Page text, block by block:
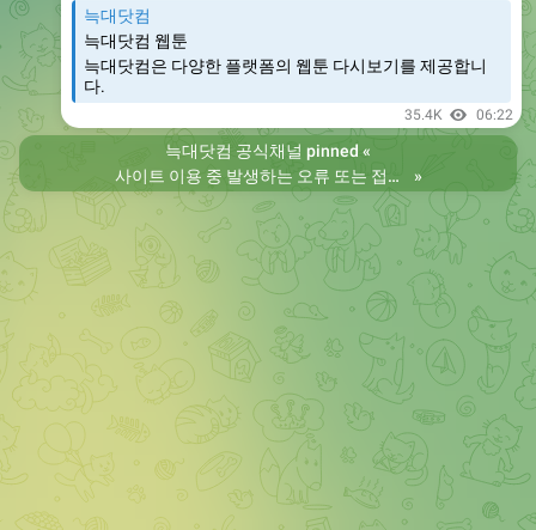
늑대닷컴
늑대닷컴 웹툰
늑대닷컴은 다양한 플랫폼의 웹툰 다시보기를 제공합니
다.
35.4K 06:22
늑대닷컴 공식채널 pinned «
사이트 이용 중 발생하는 오류 또는 접속 불가 현상은 제보 부탁드립니다. 리뉴얼 전의 늑대닷컴을 원하시는 분들은 늑대닷컴2로 이용 바랍니다. 항상 늑대닷컴을 찾아주셔서 감사합니다. 늑대닷컴 주소 https://wfwf435.com 늑대닷컴2 주소 https://wftoon222.com
»